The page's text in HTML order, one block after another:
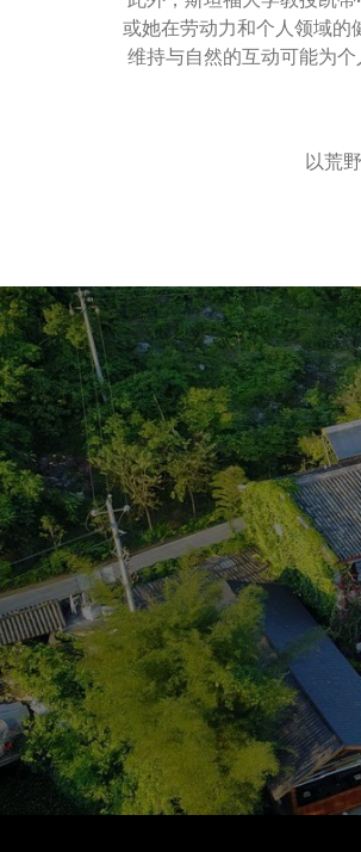
或她在劳动力和个人领域的
维持与自然的互动可能为
以荒